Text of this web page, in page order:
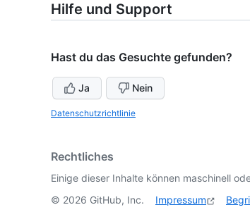
Hilfe und Support
Hast du das Gesuchte gefunden?
Ja Nein
Datenschutzrichtlinie
Rechtliches
Einige dieser Inhalte können maschinell
© 2026 GitHub, Inc. Impressum